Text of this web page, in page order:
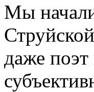
Мы
даже